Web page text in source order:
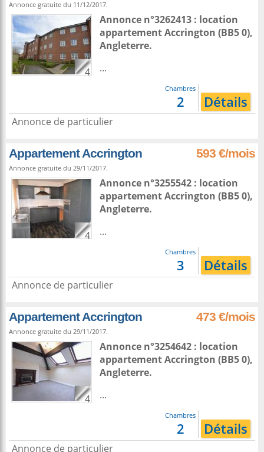
Annonce gratuite du 11/12/2017.
4
Annonce n°3262413 : location
appartementAccrington (BB5 0),
Angleterre.
...
Chambres
2 Détails
Annonce de particulier
Appartement Accrington 593 €/mois
Annonce gratuite du 29/11/2017.
4
Annonce n°3255542 : location
appartementAccrington (BB5 0),
Angleterre.
...
Chambres
3 Détails
Annonce de particulier
Appartement Accrington 473 €/mois
Annonce gratuite du 29/11/2017.
4
Annonce n°3254642 : location
appartementAccrington (BB5 0),
Angleterre.
...
Chambres
2 Détails
Annonce de particulier